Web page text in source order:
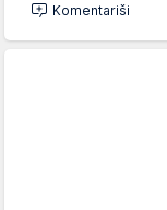
Komentariši